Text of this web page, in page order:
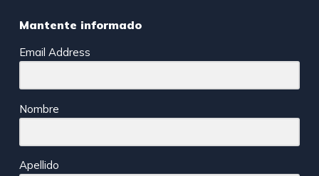
Mantente informado
Email Address
Nombre
Apellido